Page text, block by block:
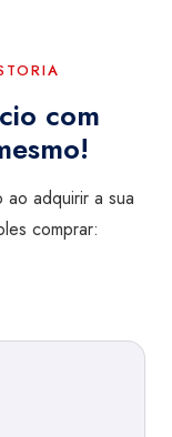
com
ao adquirir a sua
comprar: